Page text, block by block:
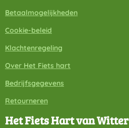
Betaalmogelijkheden
Cookie-beleid
Klachtenregeling
Over Het Fiets hart
Bedrijfsgegevens
Retourneren
Het Fiets Hart van Witter